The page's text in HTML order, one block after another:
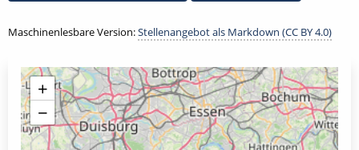
Maschinenlesbare Version:Stellenangebot als Markdown (CC BY 4.0)
+
−